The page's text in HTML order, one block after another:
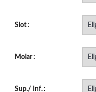
Slot
Molar
Sup./ Inf.